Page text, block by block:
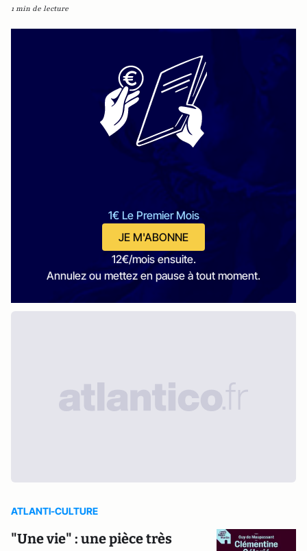
1 min de lecture
1€ Le Premier Mois
JE M'ABONNE
12€/mois ensuite.
Annulez ou mettez en pause à tout moment.
ATLANTI-CULTURE
"Une vie" : une pièce très